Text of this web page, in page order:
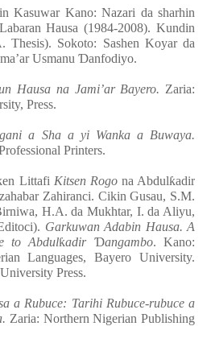
Kasuwar Kano: Nazari da sharhin
Hausa (1984-2008). Kundin
Thesis). Sokoto: Sashen Koyar da
UsmanuƊanfodiyo.
Hausa na Jami’ar Bayero. Zaria:
Press.
a Sha a yi Wanka a Buwaya.
Printers.
Littafi Kitsen Rogona Abdulƙadir
Zahiranci. Cikin Gusau, S.M.
H.A. da Mukhtar, I. da Aliyu,
Garkuwan Adabin Hausa. A
to Abdulƙadir Ɗangambo. Kano:
Languages, Bayero University.
Press.
a Rubuce: Tarihi Rubuce-rubuce a
Zaria: Northern Nigerian Publishing